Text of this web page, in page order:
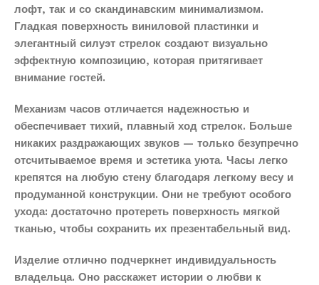
лофт, так и со скандинавским минимализмом.
Гладкая поверхность виниловой пластинки и
элегантный силуэт стрелок создают визуально
эффектную композицию, которая притягивает
внимание гостей.
Механизм часов отличается надежностью и
обеспечивает тихий, плавный ход стрелок. Больше
никаких раздражающих звуков — только безупречно
отсчитываемое время и эстетика уюта. Часы легко
крепятся на любую стену благодаря легкому весу и
продуманной конструкции. Они не требуют особого
ухода: достаточно протереть поверхность мягкой
тканью, чтобы сохранить их презентабельный вид.
Изделие отлично подчеркнет индивидуальность
владельца. Оно расскажет истории о любви к